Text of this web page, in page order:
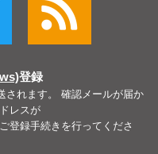
登録
されます。 確認メールが届か
レスが
登録手続きを行ってくださ